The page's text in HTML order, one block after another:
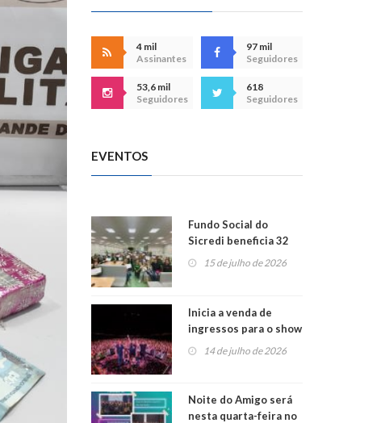
4 mil
Assinantes
97 mil
Seguidores
53,6 mil
Seguidores
618
Seguidores
EVENTOS
Fundo Social do
Sicredi beneficia 32
projetos em
15 de julho de 2026
Inicia a venda de
ingressos para o show
do Jota Quest nos 45
anos da Sicredi Ouro
14 de julho de 2026
Noite do Amigo será
nesta quarta-feira no